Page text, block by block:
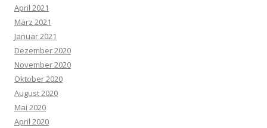
April 2021
März 2021
Januar 2021
Dezember 2020
November 2020
Oktober 2020
August 2020
Mai 2020
April 2020